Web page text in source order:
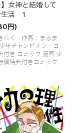
】女神と結婚して
生活 1
円)
らく 作画：まるま
年チャンピオン・コ
付き コミック 漫画 少
償特典付きコミック